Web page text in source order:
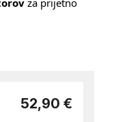
za prijetno
52,90 €